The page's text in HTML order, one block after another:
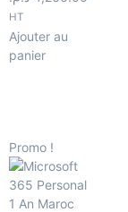
HT
Ajouter au
panier
Promo !